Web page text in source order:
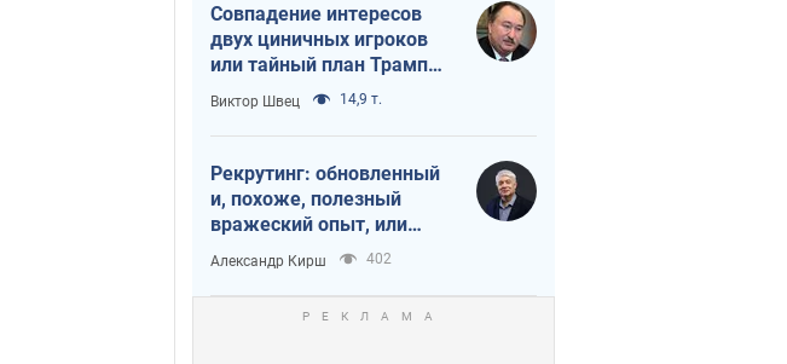
Совпадение интересов
двух циничных игроков
или тайный план Трампа
и Путина?
Виктор Швец 14,9 т.
Рекрутинг: обновленный
и, похоже, полезный
вражеский опыт, или
Диалектика
требовательной трусости
Александр Кирш 402